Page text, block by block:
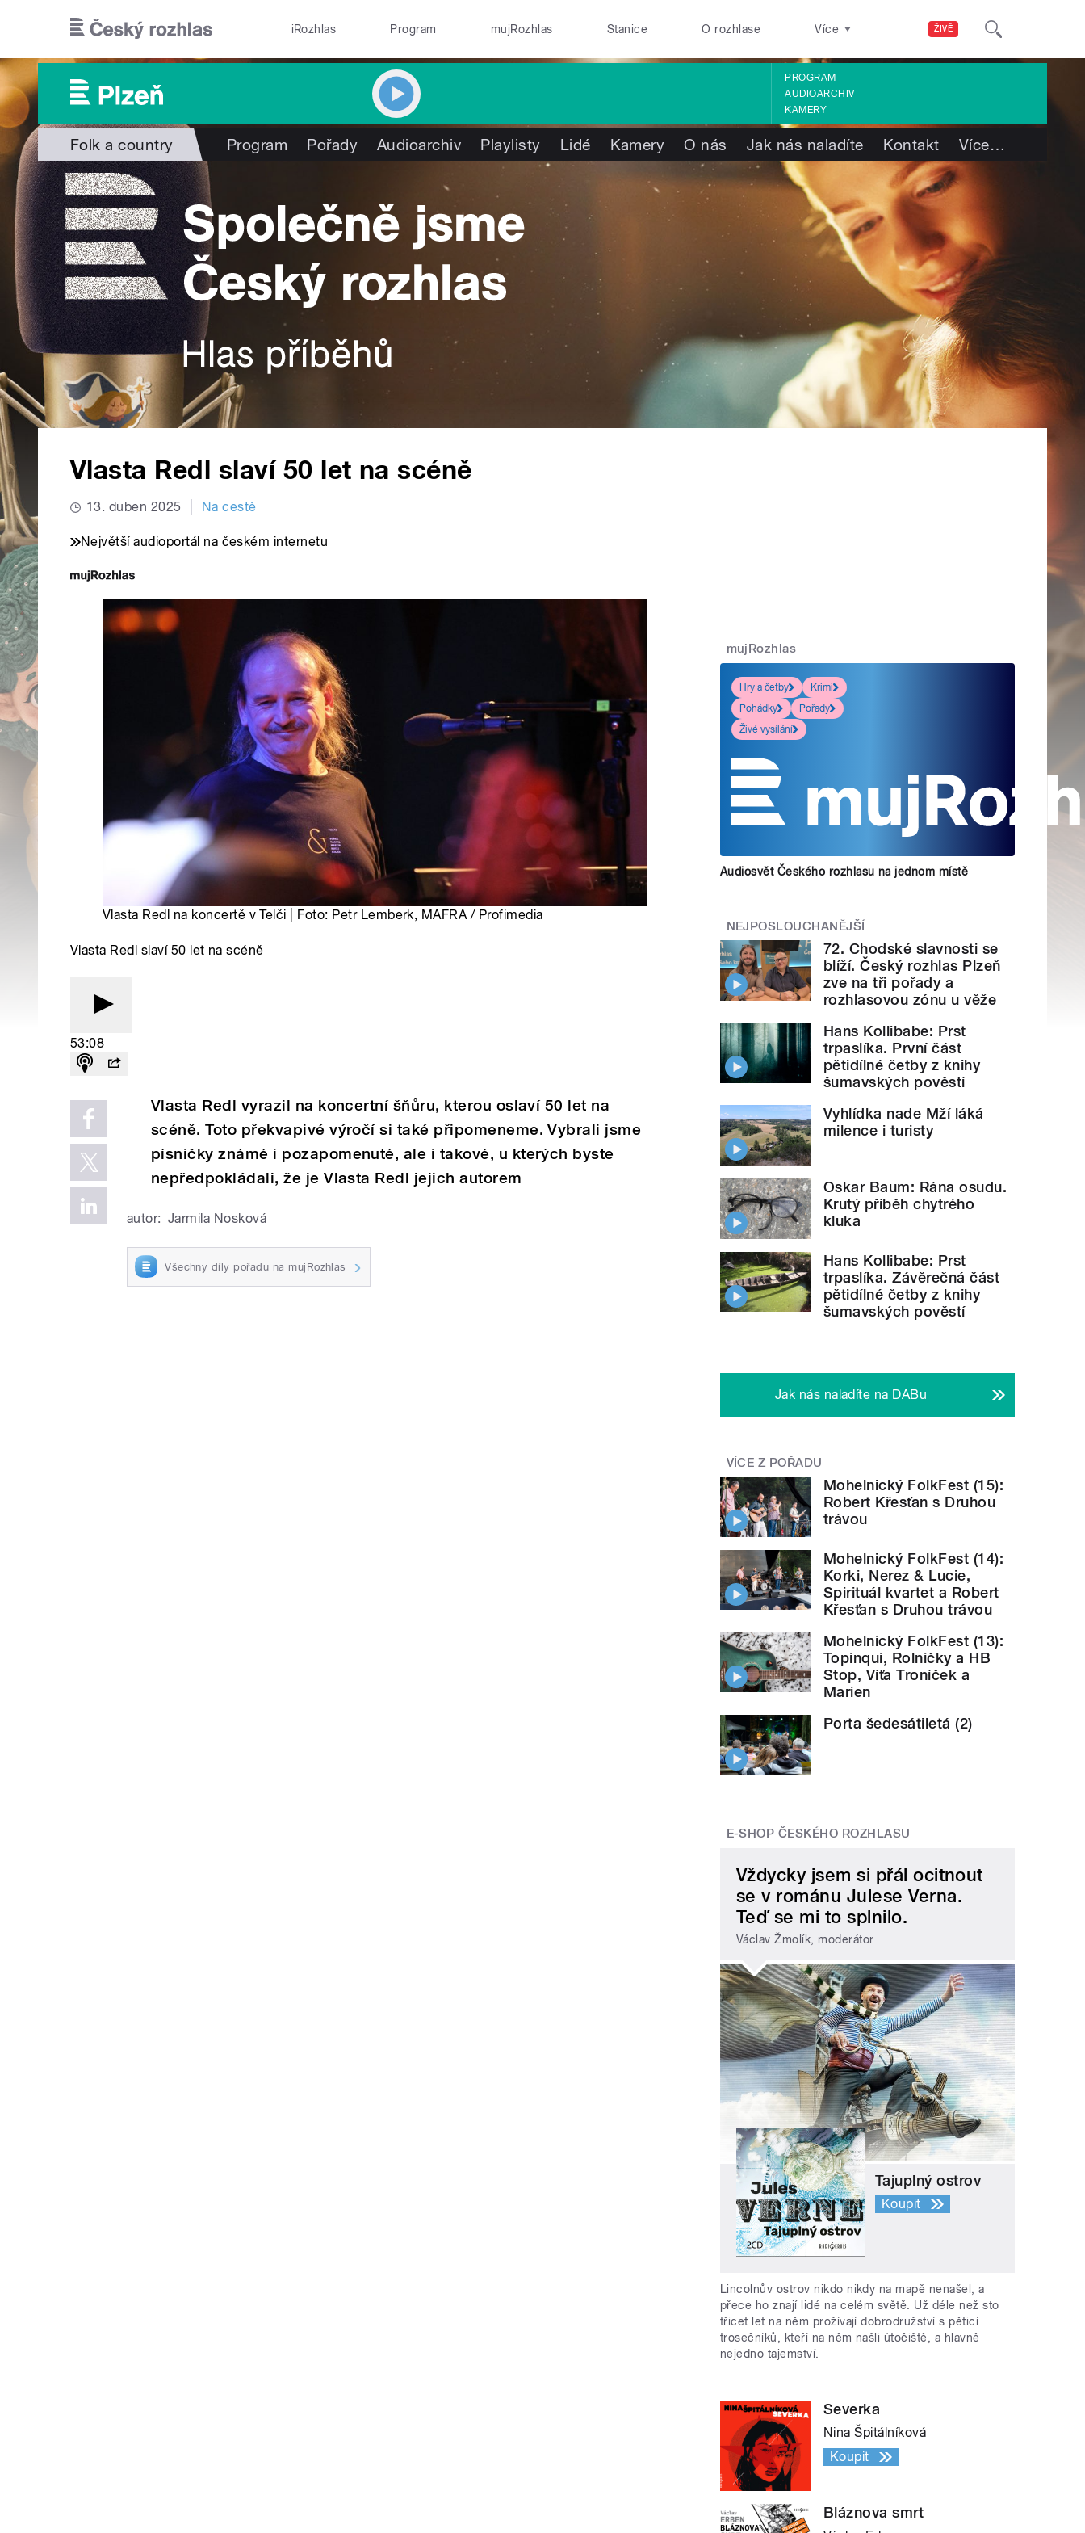
ŽIVĚ
iRozhlas Program mujRozhlas Stanice O rozhlase Více
PROGRAM
AUDIOARCHIV
KAMERY
Folk a country Program Pořady Audioarchiv Playlisty Lidé Kamery O nás Jak nás naladíte Kontakt Více…
Vlasta Redl slaví 50 let na scéně
13. duben 2025 Na cestě
Největší audioportál na českém internetu
Vlasta Redl na koncertě v Telči | Foto: Petr Lemberk, MAFRA / Profimedia
Vlasta Redl slaví 50 let na scéně
53:08
Vlasta Redl vyrazil na koncertní šňůru, kterou oslaví 50 let na
scéně. Toto překvapivé výročí si také připomeneme. Vybrali jsme
písničky známé i pozapomenuté, ale i takové, u kterých byste
nepředpokládali, že je Vlasta Redl jejich autorem
autor: Jarmila Nosková
Všechny díly pořadu na mujRozhlas
mujRozhlas
Hry a četby
Krimi
Pohádky
Pořady
Živé vysílání
Audiosvět Českého rozhlasu na jednom místě
NEJPOSLOUCHANĚJŠÍ
72. Chodské slavnosti se
blíží. Český rozhlas Plzeň
zve na tři pořady a
rozhlasovou zónu u věže
Hans Kollibabe: Prst
trpaslíka. První část
pětidílné četby z knihy
šumavských pověstí
Vyhlídka nade Mží láká
milence i turisty
Oskar Baum: Rána osudu.
Krutý příběh chytrého
kluka
Hans Kollibabe: Prst
trpaslíka. Závěrečná část
pětidílné četby z knihy
šumavských pověstí
Jak nás naladíte na DABu
VÍCE Z POŘADU
Mohelnický FolkFest (15):
Robert Křesťan s Druhou
trávou
Mohelnický FolkFest (14):
Korki, Nerez & Lucie,
Spirituál kvartet a Robert
Křesťan s Druhou trávou
Mohelnický FolkFest (13):
Topinqui, Rolničky a HB
Stop, Víťa Troníček a
Marien
Porta šedesátiletá (2)
E-SHOP ČESKÉHO ROZHLASU
Vždycky jsem si přál ocitnout
se v románu Julese Verna.
Teď se mi to splnilo.
Václav Žmolík, moderátor
Tajuplný ostrov
Koupit
Lincolnův ostrov nikdo nikdy na mapě nenašel, a
přece ho znají lidé na celém světě. Už déle než sto
třicet let na něm prožívají dobrodružství s pěticí
trosečníků, kteří na něm našli útočiště, a hlavně
nejedno tajemství.
Severka
Nina Špitálníková
Koupit
Bláznova smrt